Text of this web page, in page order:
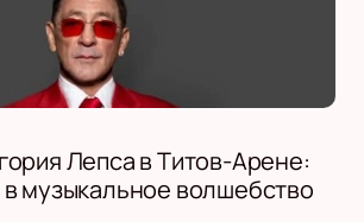
Лепса в Титов-Арене:
в музыкальное волшебство